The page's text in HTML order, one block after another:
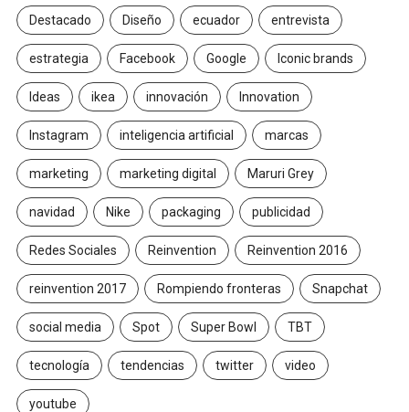
Destacado Diseño ecuador entrevista
estrategia Facebook Google Iconic brands
Ideas ikea innovación Innovation
Instagram inteligencia artificial marcas
marketing marketing digital Maruri Grey
navidad Nike packaging publicidad
Redes Sociales Reinvention Reinvention 2016
reinvention 2017 Rompiendo fronteras Snapchat
social media Spot Super Bowl TBT
tecnología tendencias twitter video
youtube